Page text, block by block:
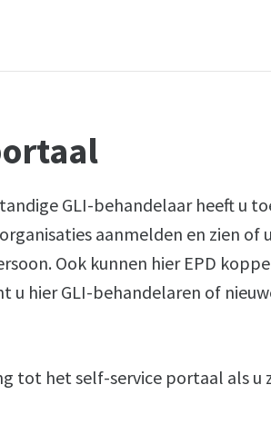
GLI-behandelaar heeft u
aanmelden en zien of
Ook kunnen hier EPD
u hier GLI-behandelaren of
tot het self-service portaal als u